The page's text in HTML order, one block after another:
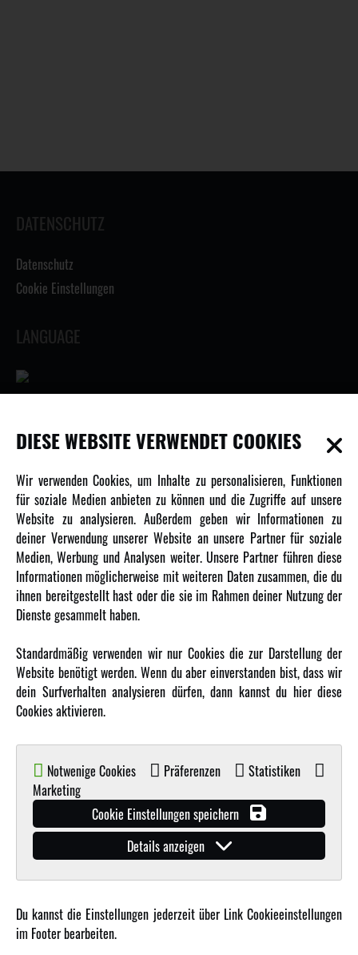
DATENSCHUTZ
Datenschutz
Cookie Einstellungen
LANGUAGE
INFORMATIONEN
Newsletter
Über uns
Karriere
Amewi Kataloge
MEHR VON AMEWI
Amewi Construction - Nutzfahrzeuge
Malinos - Die kreative Seite von Amewi
Werden Sie Amewi Händler
© Copyright 2019 - 2026 Amewi Trade GmbH - Alle Rechte vorbehalten |Impressum| Der
DIESE WEBSITE VERWENDET COOKIES
Wir verwenden Cookies, um Inhalte zu personalisieren, Funktionen
für soziale Medien anbieten zu können und die Zugriffe auf unsere
Website zu analysieren. Außerdem geben wir Informationen zu
deiner Verwendung unserer Website an unsere Partner für soziale
Medien, Werbung und Analysen weiter. Unsere Partner führen diese
Informationen möglicherweise mit weiteren Daten zusammen, die du
ihnen bereitgestellt hast oder die sie im Rahmen deiner Nutzung der
Dienste gesammelt haben.
Standardmäßig verwenden wir nur Cookies die zur Darstellung der
Website benötigt werden. Wenn du aber einverstanden bist, dass wir
dein Surfverhalten analysieren dürfen, dann kannst du hier diese
Cookies aktivieren.
Notwenige Cookies Präferenzen
Statistiken
Marketing
Cookie Einstellungen speichern
Details anzeigen
Du kannst die Einstellungen jederzeit über Link Cookieeinstellungen
im Footer bearbeiten.